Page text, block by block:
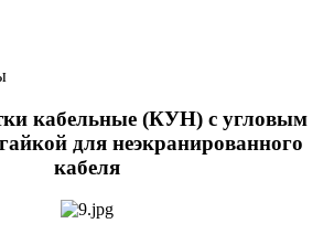
кабельные (КУН) с угловым
для неэкранированного
кабеля